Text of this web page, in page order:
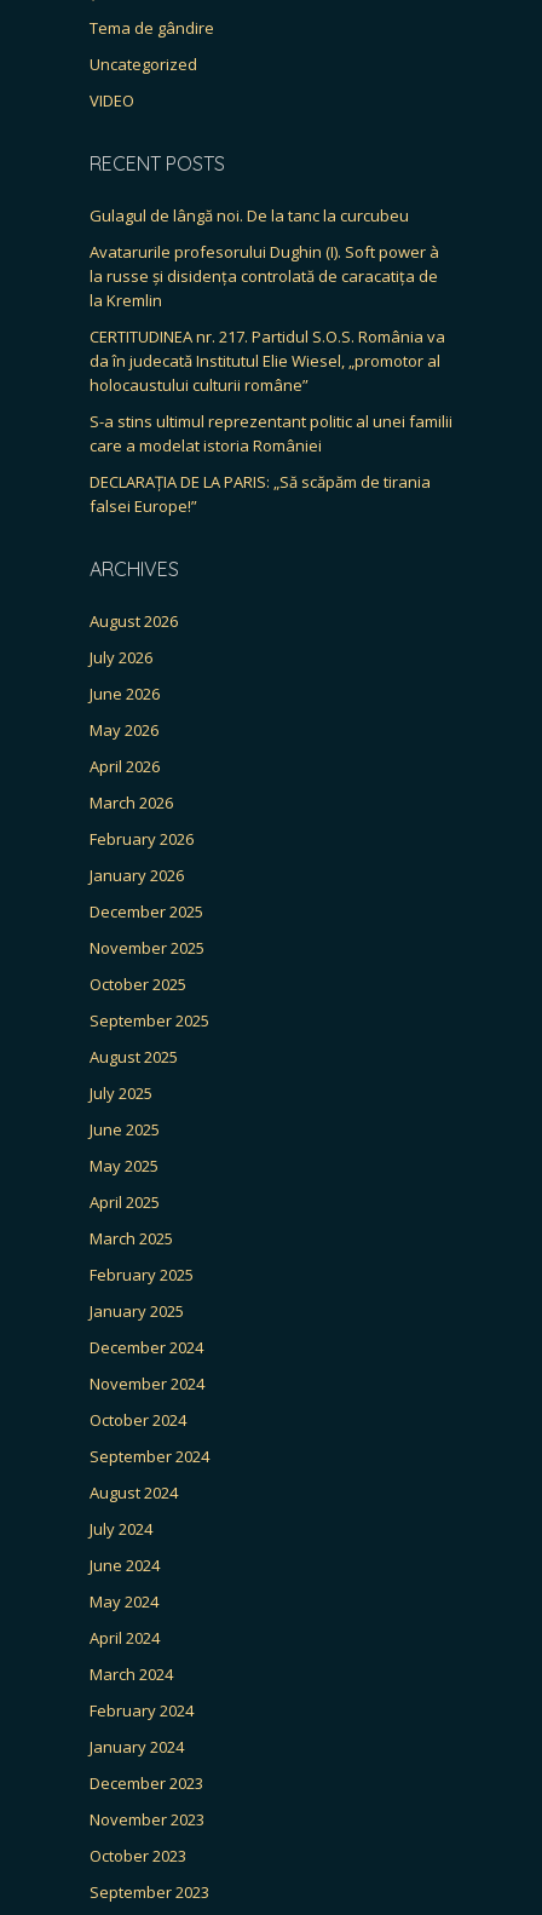
Tema de gândire
Uncategorized
VIDEO
RECENT POSTS
Gulagul de lângă noi. De la tanc la curcubeu
Avatarurile profesorului Dughin (I). Soft power à
la russe și disidența controlată de caracatița de
la Kremlin
CERTITUDINEA nr. 217. Partidul S.O.S. România va
da în judecată Institutul Elie Wiesel, „promotor al
holocaustului culturii române”
S-a stins ultimul reprezentant politic al unei familii
care a modelat istoria României
DECLARAȚIA DE LA PARIS: „Să scăpăm de tirania
falsei Europe!”
ARCHIVES
August 2026
July 2026
June 2026
May 2026
April 2026
March 2026
February 2026
January 2026
December 2025
November 2025
October 2025
September 2025
August 2025
July 2025
June 2025
May 2025
April 2025
March 2025
February 2025
January 2025
December 2024
November 2024
October 2024
September 2024
August 2024
July 2024
June 2024
May 2024
April 2024
March 2024
February 2024
January 2024
December 2023
November 2023
October 2023
September 2023